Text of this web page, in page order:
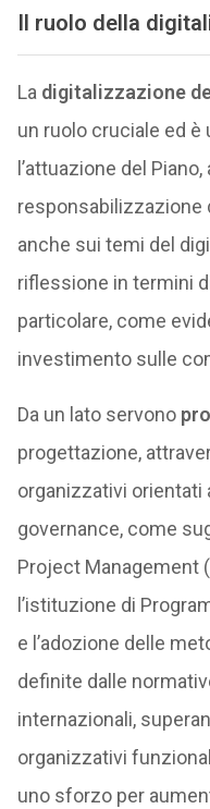
Il ruolo della
La digitalizzazione
un ruolo cruciale ed
l’attuazione del
responsabilizzazione
anche sui temi del
riflessione in termini
particolare, come
investimento sulle
Da un lato servono
progettazione,
organizzativi orientati
governance, come
Project Management
l’istituzione di
e l’adozione delle
definite dalle
internazionali,
organizzativi
uno sforzo per